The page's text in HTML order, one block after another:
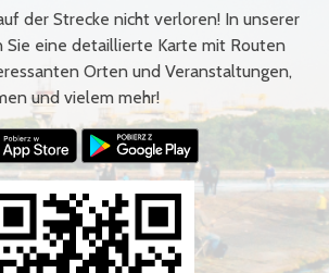
der Strecke nicht verloren! In unserer
eine detaillierte Karte mit Routen
Orten und Veranstaltungen,
und vielem mehr!